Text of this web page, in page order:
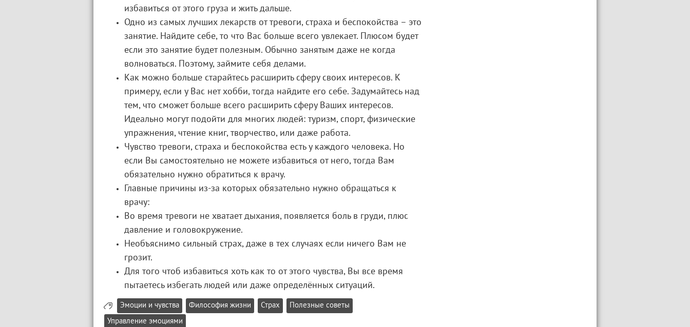
избавиться от этого груза и жить дальше.
Одно из самых лучших лекарств от тревоги, страха и беспокойства – это
занятие. Найдите себе, то что Вас больше всего увлекает. Плюсом будет
если это занятие будет полезным. Обычно занятым даже не когда
волноваться. Поэтому, займите себя делами.
Как можно больше старайтесь расширить сферу своих интересов. К
примеру, если у Вас нет хобби, тогда найдите его себе. Задумайтесь над
тем, что сможет больше всего расширить сферу Ваших интересов.
Идеально могут подойти для многих людей: туризм, спорт, физические
упражнения, чтение книг, творчество, или даже работа.
Чувство тревоги, страха и беспокойства есть у каждого человека. Но
если Вы самостоятельно не можете избавиться от него, тогда Вам
обязательно нужно обратиться к врачу.
Главные причины из-за которых обязательно нужно обращаться к
врачу:
Во время тревоги не хватает дыхания, появляется боль в груди, плюс
давление и головокружение.
Необъяснимо сильный страх, даже в тех случаях если ничего Вам не
грозит.
Для того чтоб избавиться хоть как то от этого чувства, Вы все время
пытаетесь избегать людей или даже определённых ситуаций.
Эмоции и чувства Философия жизни Страх Полезные советы
Управление эмоциями